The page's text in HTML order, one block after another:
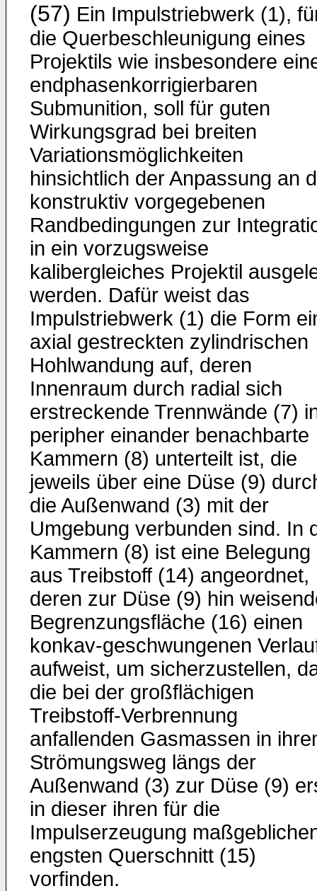
(57) Ein Impulstriebwerk (1),
die Querbeschleunigung eines
Projektils wie insbesondere
endphasenkorrigierbaren
Submunition, soll für guten
Wirkungsgrad bei breiten
Variationsmöglichkeiten
hinsichtlich der Anpassung an
konstruktiv vorgegebenen
Randbedingungen zur
in ein vorzugsweise
kalibergleiches Projektil
werden. Dafür weist das
Impulstriebwerk (1) die Form
axial gestreckten zylindrischen
Hohlwandung auf, deren
Innenraum durch radial sich
erstreckende Trennwände (7)
peripher einander benachbarte
Kammern (8) unterteilt ist, die
jeweils über eine Düse (9)
die Außenwand (3) mit der
Umgebung verbunden sind. In
Kammern (8) ist eine Belegung
aus Treibstoff (14) angeordnet,
deren zur Düse (9) hin
Begrenzungsfläche (16) einen
konkav-geschwungenen
aufweist, um sicherzustellen,
die bei der großflächigen
Treibstoff-Verbrennung
anfallenden Gasmassen in
Strömungsweg längs der
Außenwand (3) zur Düse (9)
in dieser ihren für die
Impulserzeugung
engsten Querschnitt (15)
vorfinden.